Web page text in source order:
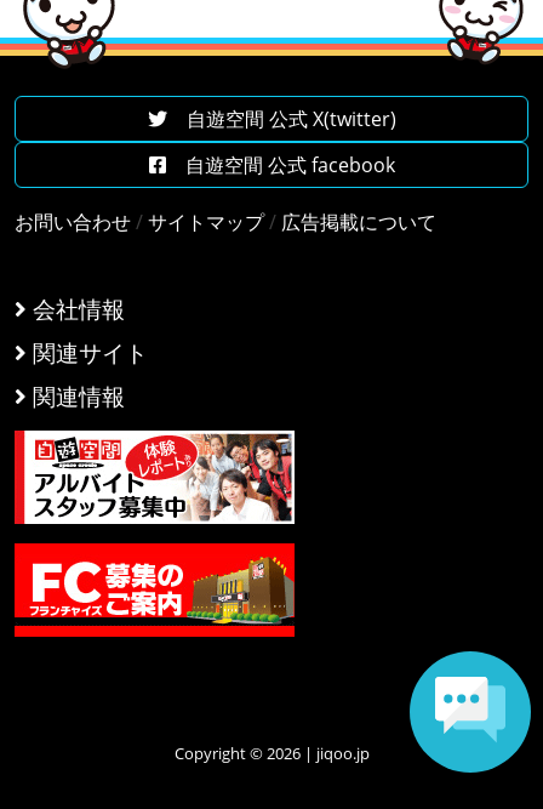
会社情報
関連サイト
関連情報
自遊空間 公式 X(twitter)
自遊空間 公式 facebook
お問い合わせ/サイトマップ/広告掲載について
Copyright © 2026 | jiqoo.jp